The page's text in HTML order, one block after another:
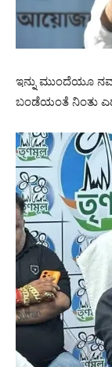
ಇನ್ನು ಮುಂದೆಯೂ
ಬಂಡೆಯಂತೆ ನಿಂತು